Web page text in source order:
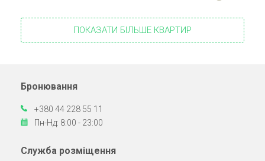
ПОКАЗАТИ БІЛЬШЕ КВАРТИР
Бронювання
+380 44 228 55 11
Пн-Нд: 8:00 - 23:00
Служба розміщення